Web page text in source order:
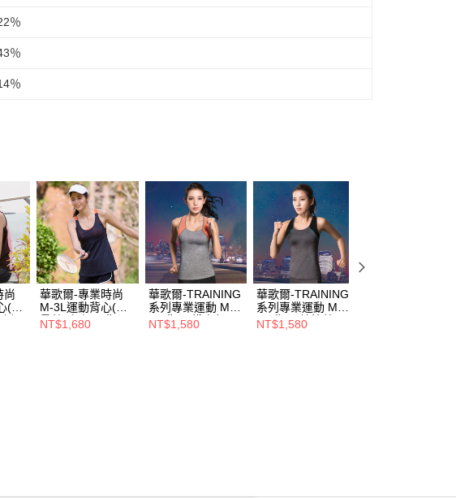
％
％
％
尚
(粉)
震
華歌爾-專業時尚
M-3L運動背心(能
量藍) 無鋼圈背心
式-涼感抑菌-
NT$1,680
華歌爾-TRAINING
系列專業運動 M-
LL 背心(鐵人灰)
LTT53517FW
NT$1,580
華歌爾-TRAINING
系列專業運動 M-
LL 背心(競技藍)
LTT53517NZ
NT$1,580